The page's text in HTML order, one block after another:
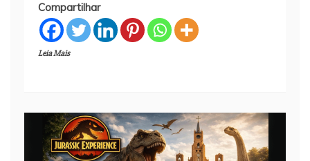
Compartilhar
Leia Mais